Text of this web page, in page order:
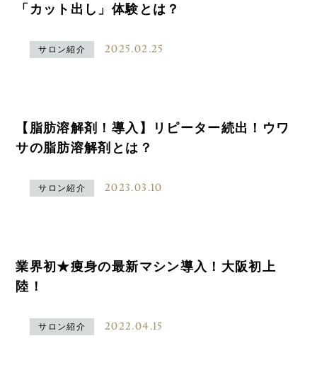
「カット出し」体験とは？
サロン紹介 2025.02.25
【脂肪溶解剤！導入】リピーター続出！ウワ
サの脂肪溶解剤とは？
サロン紹介 2023.03.10
業界初★痩身の最新マシン導入！大阪初上
陸！
サロン紹介 2022.04.15